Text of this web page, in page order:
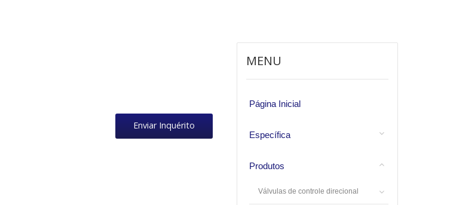
Enviar Inquérito
MENU
Página Inicial
Específica
Produtos
Válvulas de controle direcional